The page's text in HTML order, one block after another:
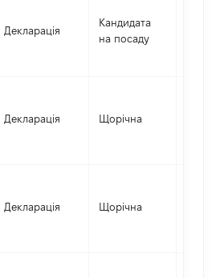
Декларація
Кандидата
на посаду
Декларація Щорічна
Декларація Щорічна